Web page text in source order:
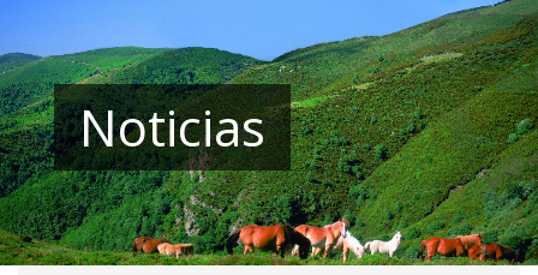
Noticias